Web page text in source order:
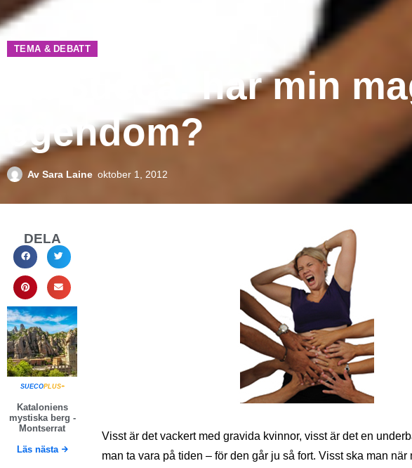
TEMA & DEBATT
La Sueca: har min
egendom?
Av Sara Laine oktober 1, 2012
DELA
SUECOPLUS+
Kataloniens
mystiska berg -
Montserrat
Läs nästa
Visst är det vackert med gravida kvinnor, visst är det en
man ta vara på tiden – för den går ju så fort. Visst ska man